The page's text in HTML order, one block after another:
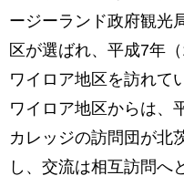
ージーランド政府観光
区が選ばれ、平成7年
ワイロア地区を訪れて
ワイロア地区からは、
カレッジの訪問団が北
し、交流は相互訪問へ